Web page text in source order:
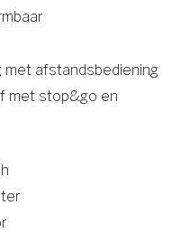
met afstandsbediening
met stop&go en